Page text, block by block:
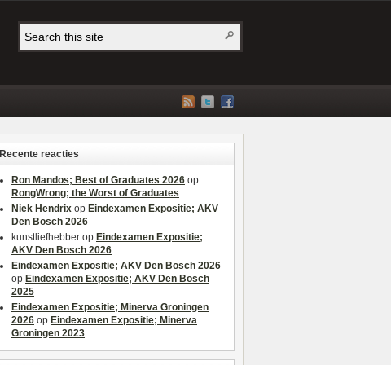
Recente reacties
Ron Mandos; Best of Graduates 2026 op
RongWrong; the Worst of Graduates
Niek Hendrix op Eindexamen Expositie; AKV
Den Bosch 2026
kunstliefhebber op Eindexamen Expositie;
AKV Den Bosch 2026
Eindexamen Expositie; AKV Den Bosch 2026
op Eindexamen Expositie; AKV Den Bosch
2025
Eindexamen Expositie; Minerva Groningen
2026 op Eindexamen Expositie; Minerva
Groningen 2023